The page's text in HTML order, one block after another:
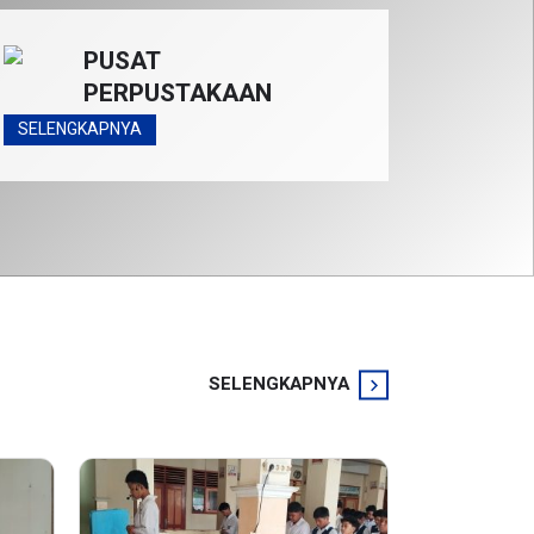
PUSAT
PERPUSTAKAAN
SELENGKAPNYA
SELENGKAPNYA